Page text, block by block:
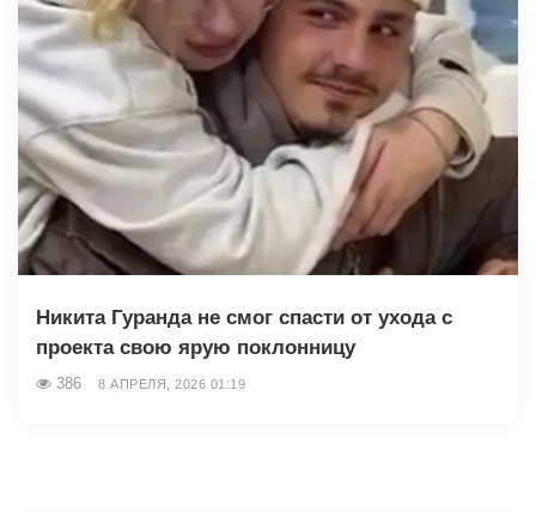
Никита Гуранда не смог спасти от ухода с
проекта свою ярую поклонницу
386 8 АПРЕЛЯ, 2026 01:19